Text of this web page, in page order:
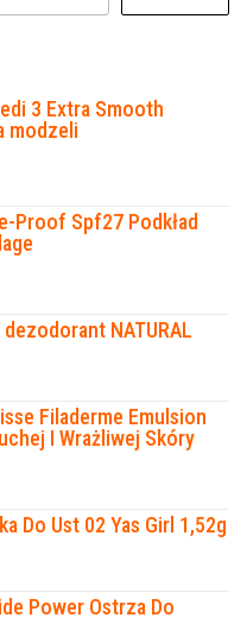
3 Extra Smooth
modzeli
Proof Spf27 Podkład
NATURAL
Filaderme Emulsion
I Wrażliwej Skóry
Do Ust 02 Yas Girl 1,52g
Power Ostrza Do